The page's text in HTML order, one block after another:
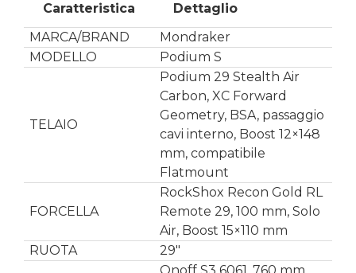
Caratteristica
Dettaglio
MARCA/BRAND
Mondraker
MODELLO
Podium S
TELAIO
Podium 29 Stealth Air
Carbon, XC Forward
Geometry, BSA, passaggio
cavi interno, Boost 12×148
mm, compatibile
Flatmount
FORCELLA
RockShox Recon Gold RL
Remote 29, 100 mm, Solo
Air, Boost 15×110 mm
RUOTA
29″